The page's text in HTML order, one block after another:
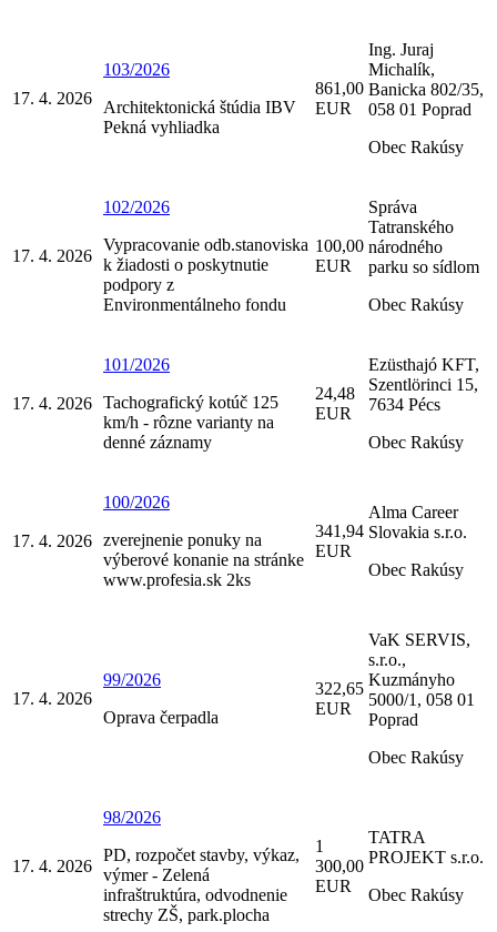
17. 4. 2026
103/2026
Architektonická štúdia IBV
Pekná vyhliadka
861,00
EUR
Ing. Juraj
Michalík,
Banicka 802/35,
058 01 Poprad
Obec Rakúsy
17. 4. 2026
102/2026
Vypracovanie odb.stanoviska
k žiadosti o poskytnutie
podpory z
Environmentálneho fondu
100,00
EUR
Správa
Tatranského
národného
parku so sídlom
Obec Rakúsy
17. 4. 2026
101/2026
Tachografický kotúč 125
km/h - rôzne varianty na
denné záznamy
24,48
EUR
Ezüsthajó KFT,
Szentlörinci 15,
7634 Pécs
Obec Rakúsy
17. 4. 2026
100/2026
zverejnenie ponuky na
výberové konanie na stránke
www.profesia.sk 2ks
341,94
EUR
Alma Career
Slovakia s.r.o.
Obec Rakúsy
17. 4. 2026
99/2026
Oprava čerpadla
322,65
EUR
VaK SERVIS,
s.r.o.,
Kuzmányho
5000/1, 058 01
Poprad
Obec Rakúsy
17. 4. 2026
98/2026
PD, rozpočet stavby, výkaz,
výmer - Zelená
infraštruktúra, odvodnenie
strechy ZŠ, park.plocha
1
300,00
EUR
TATRA
PROJEKT s.r.o.
Obec Rakúsy